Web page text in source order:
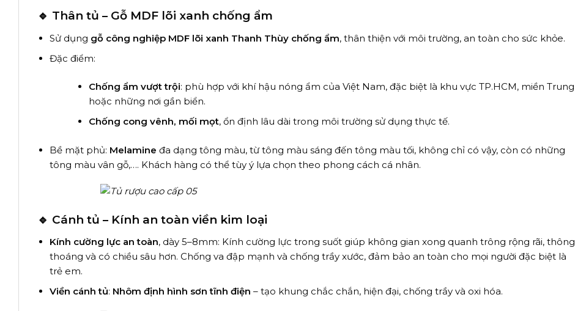
🔹 Thân tủ – Gỗ MDF lõi xanh chống ẩm
Sử dụng gỗ công nghiệp MDF lõi xanh Thanh Thùy chống ẩm, thân thiện với môi trường, an toàn cho sức khỏe.
Đặc điểm:
Chống ẩm vượt trội: phù hợp với khí hậu nóng ẩm của Việt Nam, đặc biệt là khu vực TP.HCM, miền Trung
hoặc những nơi gần biển.
Chống cong vênh, mối mọt, ổn định lâu dài trong môi trường sử dụng thực tế.
Bề mặt phủ: Melamine đa dạng tông màu, từ tông màu sáng đến tông màu tối, không chỉ có vậy, còn có những
tông màu vân gỗ,…. Khách hàng có thể tùy ý lựa chọn theo phong cách cá nhân.
🔹 Cánh tủ – Kính an toàn viền kim loại
Kính cường lực an toàn, dày 5–8mm: Kính cường lực trong suốt giúp không gian xong quanh trông rộng rãi, thông
thoáng và có chiều sâu hơn. Chống va đập mạnh và chống trầy xước, đảm bảo an toàn cho mọi người đặc biệt là
trẻ em.
Viền cánh tủ: Nhôm định hình sơn tĩnh điện – tạo khung chắc chắn, hiện đại, chống trầy và oxi hóa.